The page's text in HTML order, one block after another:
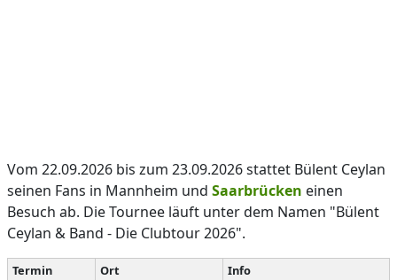
Vom 22.09.2026 bis zum 23.09.2026 stattet Bülent Ceylan
seinen Fans in Mannheim und Saarbrücken einen
Besuch ab. Die Tournee läuft unter dem Namen "Bülent
Ceylan & Band - Die Clubtour 2026".
Termin Ort
Info